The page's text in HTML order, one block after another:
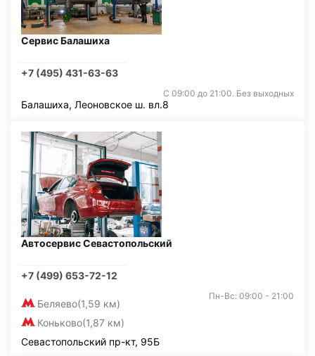
Сервис Балашиха
+7 (495) 431-63-63
С 09:00 до 21:00. Без выходных
Балашиха, Леоновское ш. вл.8
Автосервис Севастопольский
+7 (499) 653-72-12
Беляево(1,59 км)
Коньково(1,87 км)
Пн-Вс: 09:00 - 21:00
Севастопольский пр-кт, 95Б